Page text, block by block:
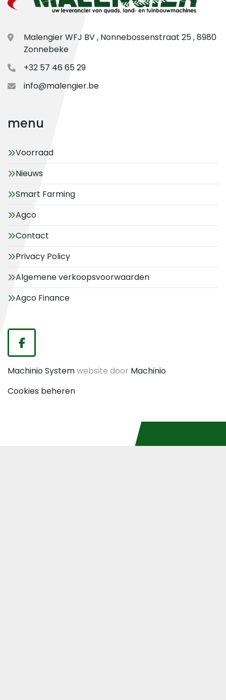
Malengier WFJ BV , Nonnebossenstraat 25 , 8980
Zonnebeke
+32 57 46 65 29
info@malengier.be
menu
Voorraad
Nieuws
Smart Farming
Agco
Contact
Privacy Policy
Algemene verkoopsvoorwaarden
Agco Finance
facebook
Machinio Systemwebsite door Machinio
Cookies beheren